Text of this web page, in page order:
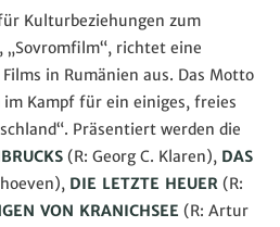
Kulturbeziehungen zum
„Sovromfilm“, richtet eine
in Rumänien aus. Das Motto
Kampf für ein einiges, freies
Präsentiert werden die
(R: Georg C. Klaren), DAS
DIE LETZTE HEUER (R:
VON KRANICHSEE (R: Artur